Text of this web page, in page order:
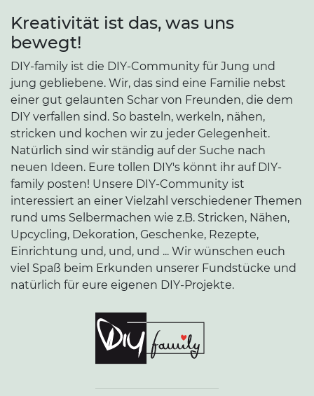
Kreativität ist das, was uns
bewegt!
DIY-family ist die DIY-Community für Jung und
jung gebliebene. Wir, das sind eine Familie nebst
einer gut gelaunten Schar von Freunden, die dem
DIY verfallen sind. So basteln, werkeln, nähen,
stricken und kochen wir zu jeder Gelegenheit.
Natürlich sind wir ständig auf der Suche nach
neuen Ideen. Eure tollen DIY's könnt ihr auf DIY-
family posten! Unsere DIY-Community ist
interessiert an einer Vielzahl verschiedener Themen
rund ums Selbermachen wie z.B. Stricken, Nähen,
Upcycling, Dekoration, Geschenke, Rezepte,
Einrichtung und, und, und ... Wir wünschen euch
viel Spaß beim Erkunden unserer Fundstücke und
natürlich für eure eigenen DIY-Projekte.